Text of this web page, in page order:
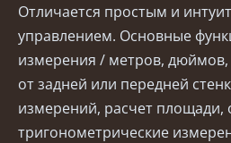
Отличается простым и
управлением. Основные
измерения / метров,
от задней или передней
измерений, расчет площади,
тригонометрические